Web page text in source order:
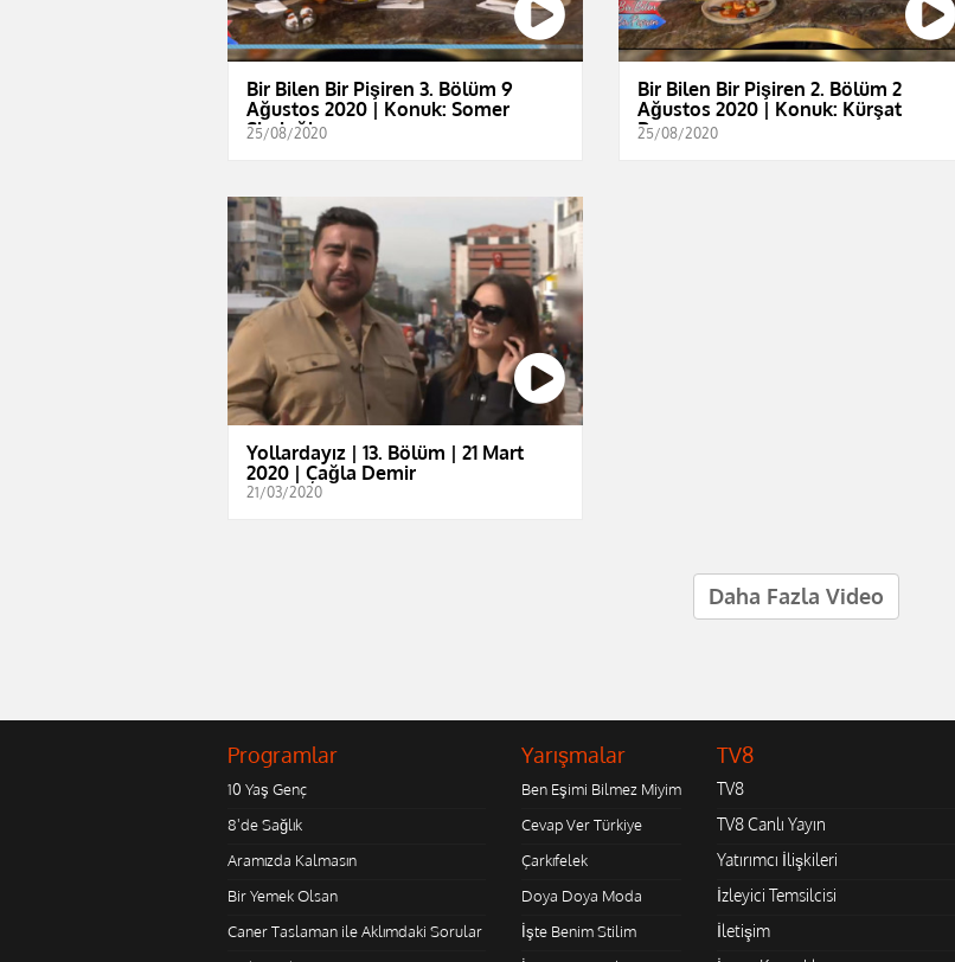
Bir Bilen Bir Pişiren 3. Bölüm 9
Ağustos 2020 | Konuk: Somer
Sivrioğlu
25/08/2020
Bir Bilen Bir Pişiren 2. Bölüm 2
Ağustos 2020 | Konuk: Kürşat
Başar
25/08/2020
Yollardayız | 13. Bölüm | 21 Mart
2020 | Çağla Demir
21/03/2020
Daha Fazla Video
Programlar
10 Yaş Genç
8'de Sağlık
Aramızda Kalmasın
Bir Yemek Olsan
Caner Taslaman ile Aklımdaki Sorular
Yarışmalar
Ben Eşimi Bilmez Miyim
Cevap Ver Türkiye
Çarkıfelek
Doya Doya Moda
İşte Benim Stilim
TV8
TV8
TV8 Canlı Yayın
Yatırımcı İlişkileri
İzleyici Temsilcisi
İletişim